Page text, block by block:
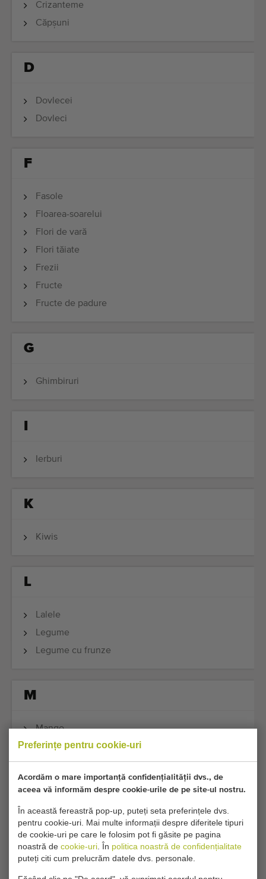
Preferințe pentru cookie-uri
Acordăm o mare importanță confidențialității dvs., de
aceea vă informăm despre cookie-urile de pe site-ul nostru.
În această fereastră pop-up, puteți seta preferințele dvs.
pentru cookie-uri. Mai multe informații despre diferitele tipuri
de cookie-uri pe care le folosim pot fi găsite pe pagina
noastră de cookie-uri . În politica noastră de confidențialitate
puteți citi cum prelucrăm datele dvs. personale.
Crizanteme
Căpşuni
D
Dovlecei
Dovleci
F
Fasole
Floarea-soarelui
Flori de vară
Flori tăiate
Frezii
Fructe
Fructe de padure
G
Ghimbiruri
Ierburi
K
Kiwis
L
Lalele
Legume
Legume cu frunze
M
Mango
Mere
Morcovi
Murături
N
Nap